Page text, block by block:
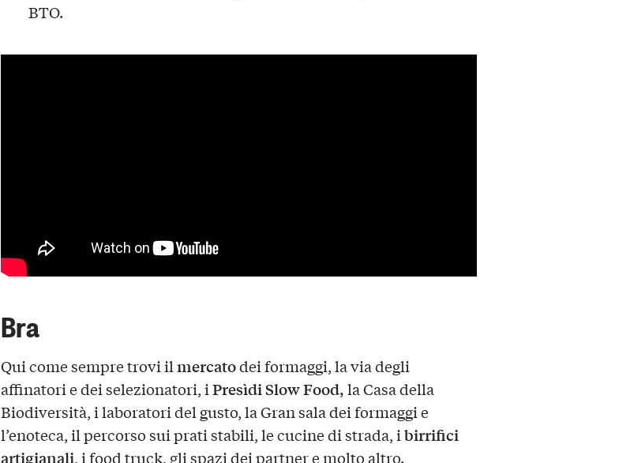
BTO.
Bra
Qui come sempre trovi ilmercatodei formaggi, la via degli
affinatori e dei selezionatori, iPresìdi Slow Food,la Casa della
Biodiversità, i laboratori del gusto, la Gran sala dei formaggi e
l’enoteca, il percorso sui prati stabili, le cucine di strada, ibirrifici
artigianali, i food truck, gli spazi dei partner e molto altro.